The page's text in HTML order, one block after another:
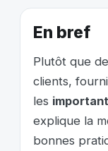
En bref
Plutôt que
clients,
les important
explique la
bonnes